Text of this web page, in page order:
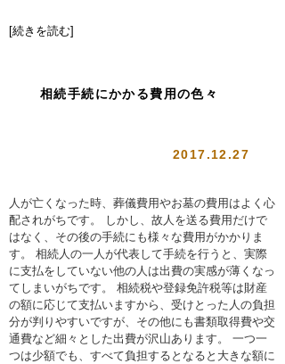
[続きを読む]
相続手続にかかる費用の色々
2017.12.27
人が亡くなった時、葬儀費用やお墓の費用はよく心
配されがちです。 しかし、故人を送る費用だけで
はなく、その後の手続にも様々な費用がかかりま
す。 相続人の一人が代表して手続を行うと、実際
に支払をしていない他の人は出費の実感が薄くなっ
てしまいがちです。 相続税や登録免許税等は財産
の額に応じて支払いますから、受けとった人の負担
分が判りやすいですが、その他にも書類取得費や交
通費など細々とした出費が沢山あります。 一つ一
つは少額でも、すべて負担するとなると大きな額に